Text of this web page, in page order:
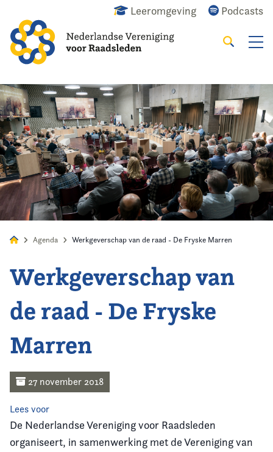
Leeromgeving Podcasts
Alles Nieuws Agenda Raadslid
Zoeken
Home
Agenda
Nieuws
Opleiding
Kennis & Informatie
Vereniging
Agenda Werkgeverschap van de raad - De Fryske Marren
Werkgeverschap van
de raad - De Fryske
Marren
27 november 2018
Lees voor
De Nederlandse Vereniging voor Raadsleden
organiseert, in samenwerking met de Vereniging van